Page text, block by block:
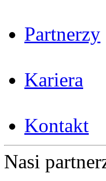
Partnerzy
Kariera
Kontakt
Nasi